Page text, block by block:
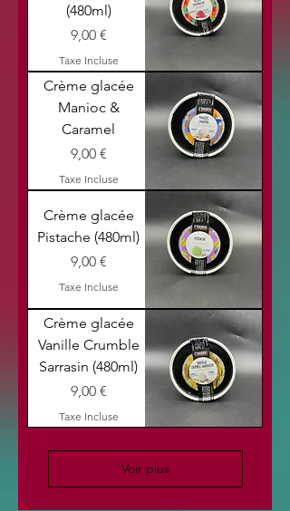
(480ml)
Prix
9,00 €
Taxe Incluse
Crème glacée
Manioc &
Caramel
Prix
9,00 €
Taxe Incluse
Crème glacée
Pistache (480ml)
Prix
9,00 €
Taxe Incluse
Crème glacée
Vanille Crumble
Sarrasin (480ml)
Prix
9,00 €
Taxe Incluse
Voir plus